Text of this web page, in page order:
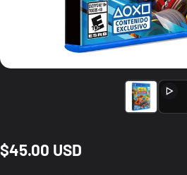
Precio normal
$45.00 USD